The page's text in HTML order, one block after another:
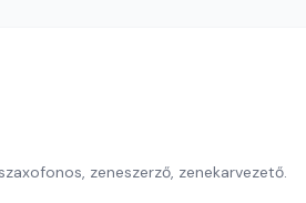
zeneszerző, zenekarvezető.